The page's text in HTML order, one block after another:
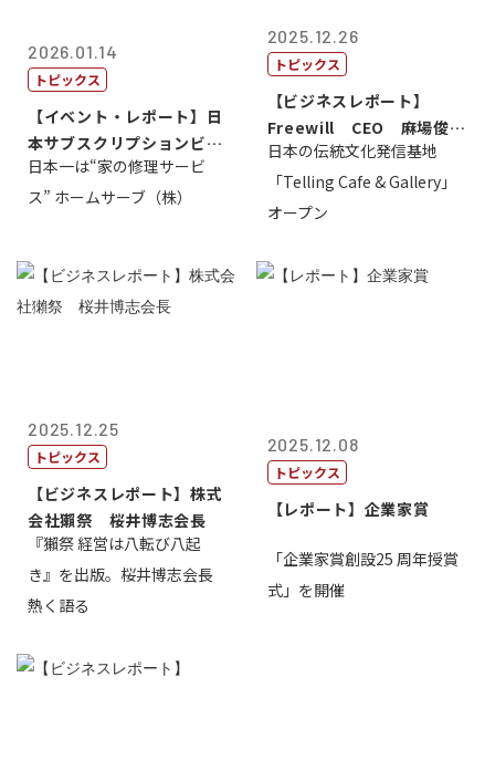
2026.01.14
トピックス
【イベント・レポート】日
本サブスクリプションビジ
ネス大賞20...
日本一は“家の修理サービ
ス” ホームサーブ（株）
2025.12.26
トピックス
【ビジネスレポート】
Freewill CEO 麻場俊行
氏
日本の伝統文化発信基地
「Telling Cafe & Gallery」
オープン
2025.12.25
トピックス
【ビジネスレポート】株式
会社獺祭 桜井博志会長
『獺祭 経営は八転び八起
き』を出版。桜井博志会長
熱く語る
2025.12.08
トピックス
【レポート】企業家賞
「企業家賞創設25 周年授賞
式」を開催